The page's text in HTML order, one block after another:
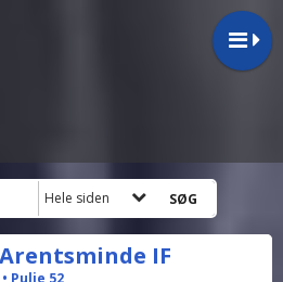
Hele siden
IF
Pulje 52